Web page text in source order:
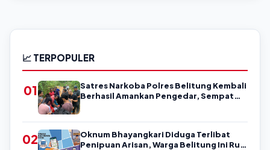
📈 TERPOPULER
01
Satres Narkoba Polres Belitung Kembali
Berhasil Amankan Pengedar, Sempat
02
Oknum Bhayangkari Diduga Terlibat
Penipuan Arisan, Warga Belitung Ini Rugi